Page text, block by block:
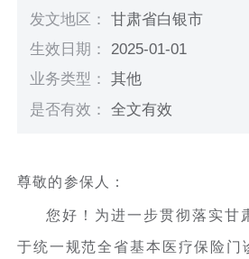
发文地区：甘肃省白银市
生效日期： 2025-01-01
业务类型：其他
是否有效：全文有效
尊敬的参保人：
您好！为进一步贯彻落实甘
于统一规范全省基本医疗保险门